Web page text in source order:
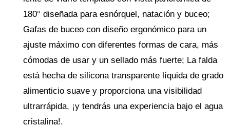
180° diseñada para esnórquel, natación y buceo;
Gafas de buceo con diseño ergonómico para un
ajuste máximo con diferentes formas de cara, más
cómodas de usar y un sellado más fuerte; La falda
está hecha de silicona transparente líquida de grado
alimenticio suave y proporciona una visibilidad
ultrarrápida, ¡y tendrás una experiencia bajo el agua
cristalina!.